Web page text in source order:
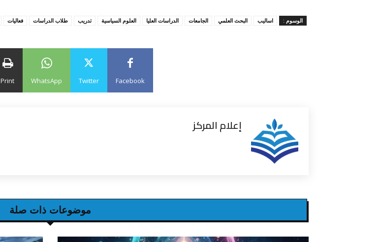
الوسوم : اساليب البحث العلمي الجامعات الدراسات العليا العلوم السياسية تدريب طلاب الدراسات فعاليات
Facebook
Twitter
WhatsApp
Print
إعلام المركز
موضوعات ذات صلة